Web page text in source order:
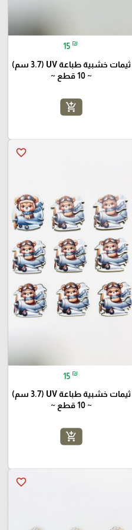
15 ₪
ثيمات خشبية طباعة UV (3.7 سم)
~ 10 قطع ~
add_shopping_cart
favorite_border
15 ₪
ثيمات خشبية طباعة UV (3.7 سم)
~ 10 قطع ~
add_shopping_cart
favorite_border